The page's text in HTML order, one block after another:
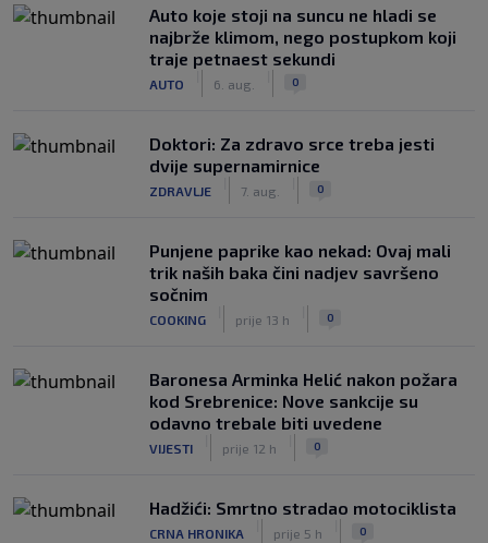
Auto koje stoji na suncu ne hladi se
najbrže klimom, nego postupkom koji
traje petnaest sekundi
AUTO 6. aug. 0
Doktori: Za zdravo srce treba jesti
dvije supernamirnice
ZDRAVLJE 7. aug. 0
Punjene paprike kao nekad: Ovaj mali
trik naših baka čini nadjev savršeno
sočnim
COOKING prije 13 h 0
Baronesa Arminka Helić nakon požara
kod Srebrenice: Nove sankcije su
odavno trebale biti uvedene
VIJESTI prije 12 h 0
Hadžići: Smrtno stradao motociklista
CRNA HRONIKA prije 5 h 0